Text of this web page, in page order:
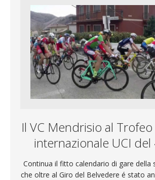
Il VC Mendrisio al Trofeo
internazionale UCI del
Continua il fitto calendario di gare della
che oltre al Giro del Belvedere é stato